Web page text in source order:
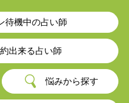
待機中の占い師
出来る占い師
悩みから探す